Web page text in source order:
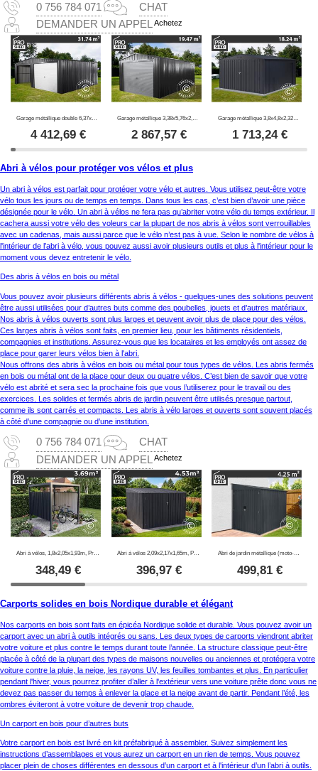
0 756 784 071
CHAT
DEMANDER UN APPEL
Achetez
4 412,69 € 2 867,57€
Garage métallique 3,8x4,8x2,32m, 18,24m², ProShed®, Anthracite
1 713,24€
Abri à vélos pour protéger vos vélos et plus
Un abri à vélos est parfait pour protéger votre vélo et autres. Vous utilisez peut-être votre
vélo tous les jours ou de temps en temps. Dans tous les cas, c’est bien d’avoir une pièce
désignée pour le vélo. Un abri à vélos ne fera pas qu’abriter votre vélo du temps extérieur. Il
cachera aussi votre vélo des voleurs car la plupart de nos abris à vélos sont verrouillables
avec un cadenas, mais aussi parce que le vélo n’est pas à vue. Selon le nombre de vélos à
l'intérieur de l’abri à vélo, vous pouvez aussi avoir plusieurs outils et plus à l'intérieur pour le
moment vous devez entretenir le vélo.
Des abris à vélos en bois ou métal
Vous pouvez avoir plusieurs différents abris à vélos - quelques-unes des solutions peuvent
être aussi utilisées pour d’autres buts comme des poubelles, jouets et d’autres matériaux.
Nos abris à vélos ouverts sont plus larges et peuvent avoir plus de place pour des vélos.
Ces larges abris à vélos sont faits, en premier lieu, pour les bâtiments résidentiels,
compagnies et institutions. Assurez-vous que les locataires et les employés ont assez de
place pour garer leurs vélos bien à l'abri.
Nous offrons des abris à vélos en bois ou métal pour tous types de vélos. Les abris fermés
en bois ou métal ont de la place pour deux ou quatre vélos. C’est bien de savoir que votre
vélo est abrité et sera sec la prochaine fois que vous l’utiliserez pour le travail ou des
exercices. Les solides et fermés abris de jardin peuvent être utilisés presque partout,
comme ils sont carrés et compacts. Les abris à vélo larges et ouverts sont souvent placés
à côté d’une compagnie ou d’une institution.
0 756 784 071
CHAT
DEMANDER UN APPEL Achetez
Abri à vélos, 1,8x2,05x1,93m, ProShed®, Anthracite
348,49 €
Abri á vélos 2,09x2,17x1,65m, ProShed®, 4,53m2, Anthracite
396,97€
Abri de jardin métallique (moto-cross/vélos), 1,7x2,49x2,03m, 4,25m², Anthracite
499,81€
Carports solides en bois Nordique durable et élégant
Nos carports en bois sont faits en épicéa Nordique solide et durable. Vous pouvez avoir un
carport avec un abri à outils intégrés ou sans. Les deux types de carports viendront abriter
votre voiture et plus contre le temps durant toute l’année. La structure classique peut-être
placée à côté de la plupart des types de maisons nouvelles ou anciennes et protégera votre
voiture contre la pluie, la neige, les rayons UV, les feuilles tombantes et plus. En particulier
pendant l'hiver, vous pourrez profiter d’aller à l'extérieur vers une voiture prête donc vous ne
devez pas passer du temps à enlever la glace et la neige avant de partir. Pendant l’été, les
ombres éviteront à votre voiture de devenir trop chaude.
Un carport en bois pour d’autres buts
Votre carport en bois est livré en kit préfabriqué à assembler. Suivez simplement les
instructions d’assemblages et vous aurez un carport en un rien de temps. Vous pouvez
placer plein de choses différentes en dessous d’un carport et à l'intérieur d’un l’abri à outils.